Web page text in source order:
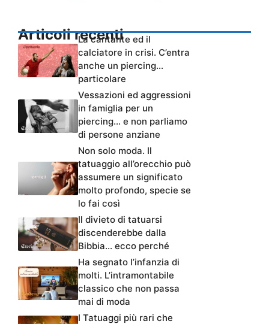
Articoli recenti
La cantante ed il
calciatore in crisi. C’entra
anche un piercing…
particolare
Vessazioni ed aggressioni
in famiglia per un
piercing… e non parliamo
di persone anziane
Non solo moda. Il
tatuaggio all’orecchio può
assumere un significato
molto profondo, specie se
lo fai così
Il divieto di tatuarsi
discenderebbe dalla
Bibbia… ecco perché
Ha segnato l’infanzia di
molti. L’intramontabile
classico che non passa
mai di moda
I Tatuaggi più rari che